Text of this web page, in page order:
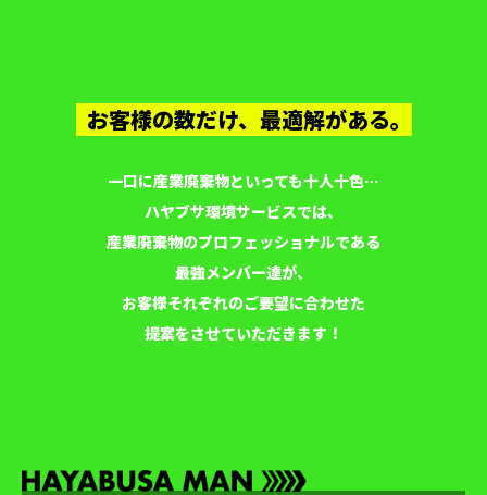
お客様の数だけ、最適解がある。
一口に産業廃棄物といっても十人十色…
ハヤブサ環境サービスでは、
産業廃棄物のプロフェッショナルである
最強メンバー達が、
お客様それぞれのご要望に合わせた
提案をさせていただきます！